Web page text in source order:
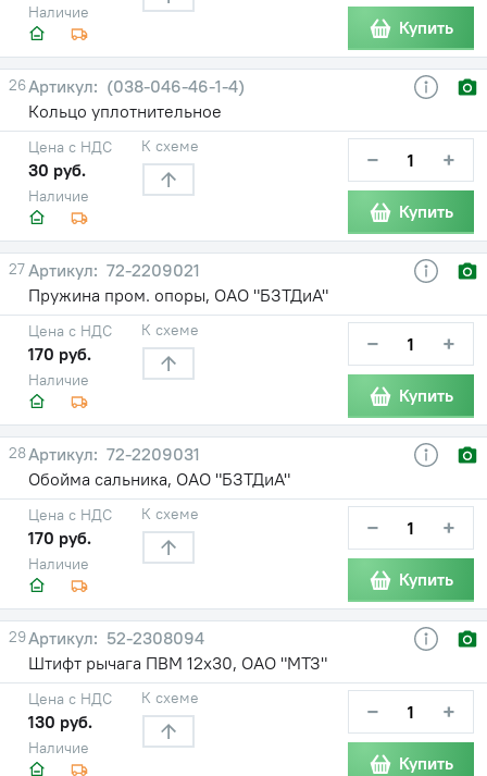
Наличие
Купить
26
(038-046-46-1-4)
Кольцо уплотнительное
Наличие
Цена с НДС
30 руб.
К схеме − +
Купить
27
72-2209021
Пружина пром. опоры, ОАО "БЗТДиА"
Наличие
Цена с НДС
170 руб.
К схеме − +
Купить
28
72-2209031
Обойма сальника, ОАО "БЗТДиА"
Наличие
Цена с НДС
170 руб.
К схеме − +
Купить
29
52-2308094
Штифт рычага ПВМ 12х30, ОАО "МТЗ"
Наличие
Цена с НДС
130 руб.
К схеме − +
Купить